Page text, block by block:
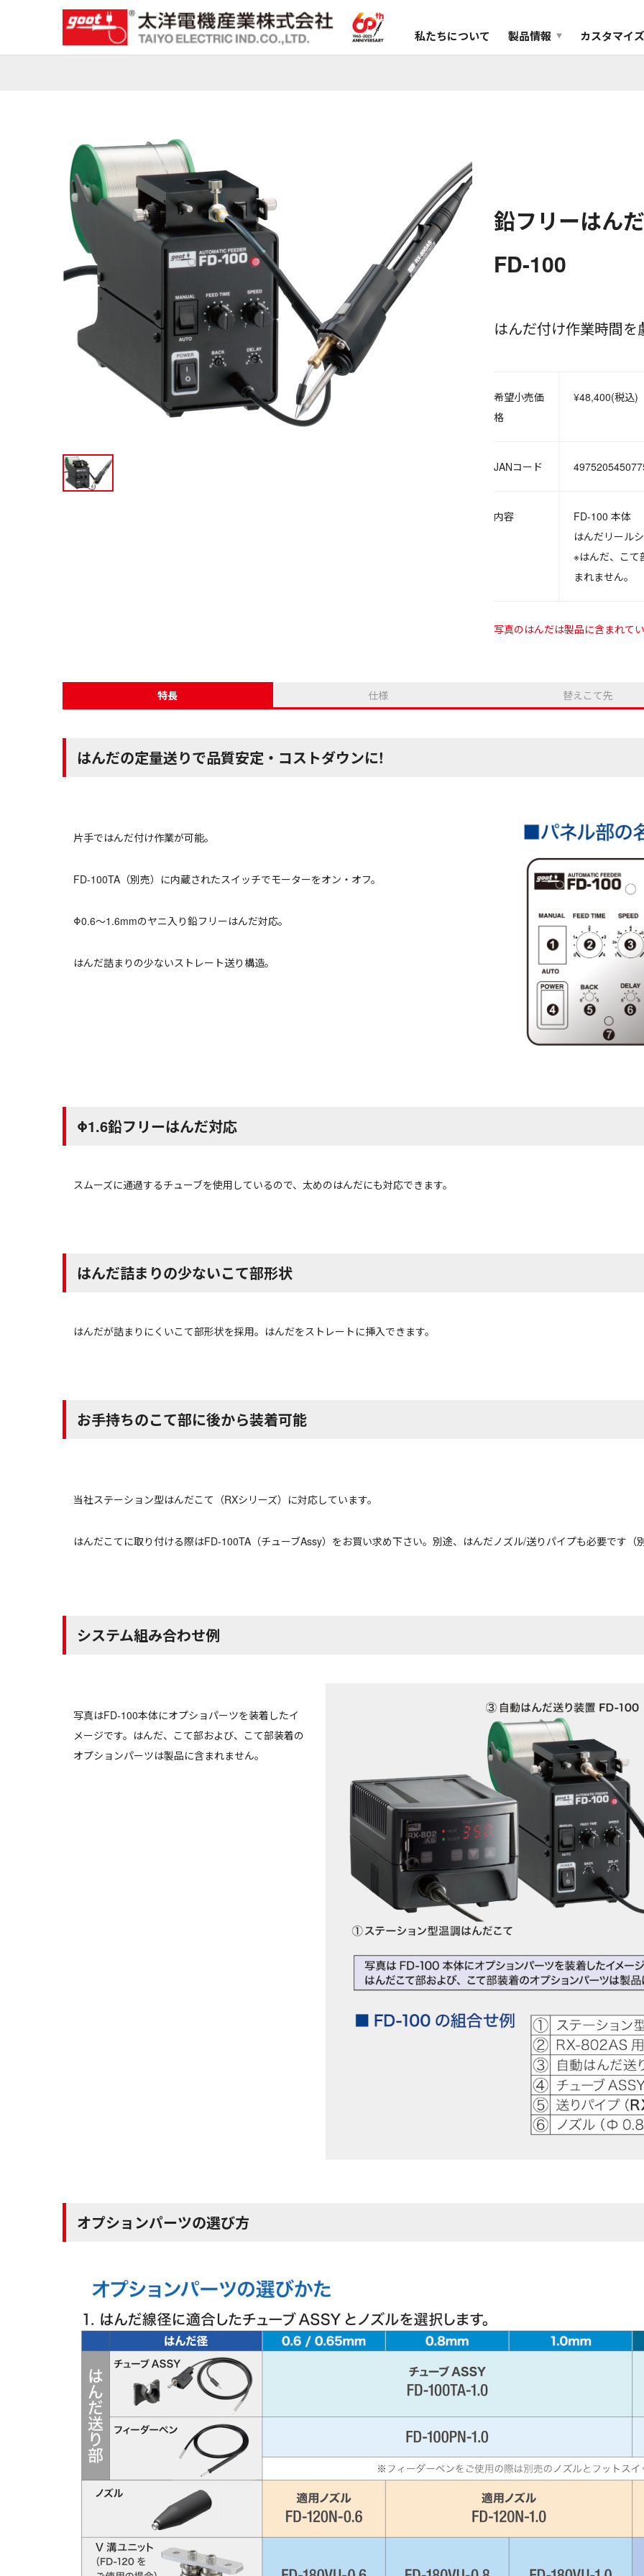
私たちについて 製品情報 カスタマイズ
鉛フリーはん
FD-100
はんだ付け作業時間
希望小売価
格
¥48,400(税込)
JANコード
内容
FD-100 本
はんだリール
※はんだ、こて
まれません。
写真のはんだは製品に含まれて
特長 仕様 替えこて先
はんだの定量送りで品質安定・コストダウンに!
片手ではんだ付け作業が可能。
FD-100TA（別売）に内蔵されたスイッチでモーターをオン・オフ。
Φ0.6～1.6mmのヤニ入り鉛フリーはんだ対応。
はんだ詰まりの少ないストレート送り構造。
Φ1.6鉛フリーはんだ対応
スムーズに通過するチューブを使用しているので、太めのはんだにも対応できます。
はんだ詰まりの少ないこて部形状
はんだが詰まりにくいこて部形状を採用。はんだをストレートに挿入できます。
お手持ちのこて部に後から装着可能
当社ステーション型はんだこて（RXシリーズ）に対応しています。
はんだこてに取り付ける際はFD-100TA（チューブAssy）をお買い求め下さい。別途、はんだノズル/送りパイプも必要です
システム組み合わせ例
写真はFD-100本体にオプショパーツを装着したイ
メージです。はんだ、こて部および、こて部装着の
オプションパーツは製品に含まれません。
オプションパーツの選び方